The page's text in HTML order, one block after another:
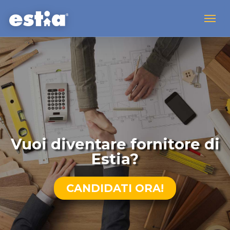
Vuoi diventare fornitore di
Estia?
CANDIDATI ORA!